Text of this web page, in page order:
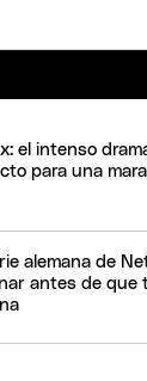
el intenso
para una
alemana de
antes de que